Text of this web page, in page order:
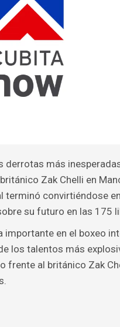
derrotas más
Zak Chelli en
convirtiéndose
su futuro en las 175
en el boxeo
los talentos más
frente al británico Zak